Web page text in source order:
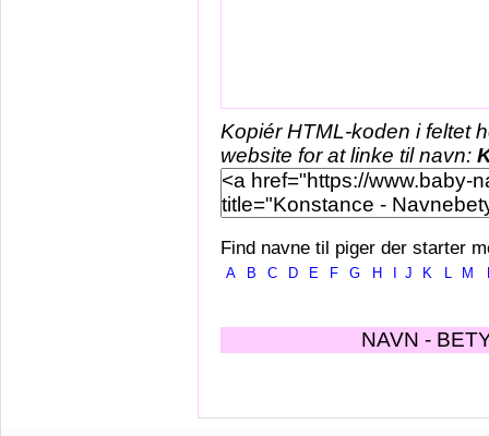
Kopiér HTML-koden i feltet
website for at linke til navn:
Find navne til piger der starter
A B C D E F G H J K L M
NAVN -